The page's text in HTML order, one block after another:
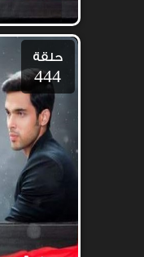
حلقة
444